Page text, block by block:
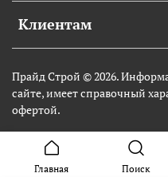
Клиентам
Прайд Строй © 2026.
сайте, имеет справочный
офертой.
Главная Поиск